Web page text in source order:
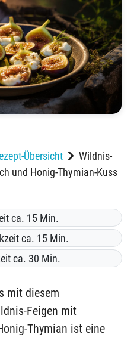
Übersicht
Wildnis-
und Honig-Thymian-Kuss
ca. 15 Min.
ca. 15 Min.
ca. 30 Min.
mit diesem
Feigen mit
Thymian ist eine